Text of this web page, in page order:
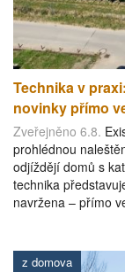
Technika v
novinky přímo
Zveřejněno 6.8.
prohlédnou
odjíždějí domů s
technika
navržena – přímo
z domova